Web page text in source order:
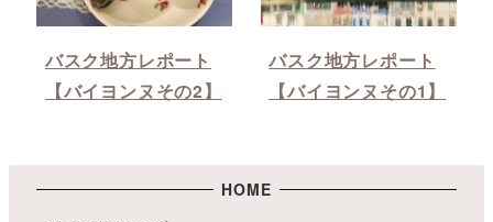
バスク地方レポート
【バイヨンヌその2】
バスク地方レポート
【バイヨンヌその1】
HOME